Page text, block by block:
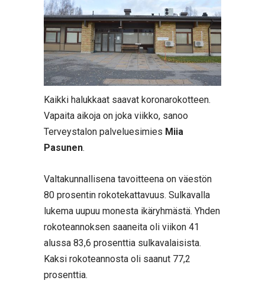
Kaikki halukkaat saavat koronarokotteen.
Vapaita aikoja on joka viikko, sanoo
Terveystalon palveluesimies Miia
Pasunen.
Valtakunnallisena tavoitteena on väestön
80 prosentin rokotekattavuus. Sulkavalla
lukema uupuu monesta ikäryhmästä. Yhden
rokoteannoksen saaneita oli viikon 41
alussa 83,6 prosenttia sulkavalaisista.
Kaksi rokoteannosta oli saanut 77,2
prosenttia.